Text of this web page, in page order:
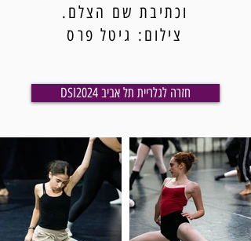
וכתיבת שם הצלם.
צילום: גיטל פרס
DSI2024 חזרה לגלריית תל אביב